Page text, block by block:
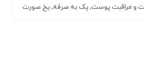
و مراقبت پوست, پک به صرفه, یخ صورت